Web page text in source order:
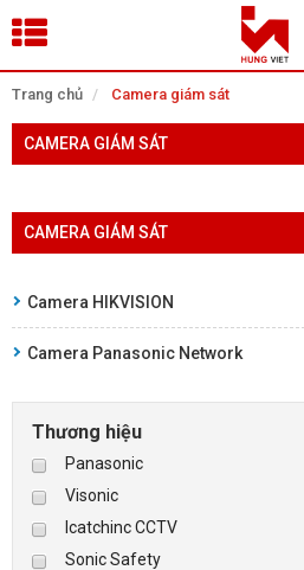
Trang chủ Camera giám sát
CAMERA GIÁM SÁT
CAMERA GIÁM SÁT
Camera HIKVISION
Camera Panasonic Network
Thương hiệu
Panasonic
Visonic
Icatchinc CCTV
Sonic Safety
Tìm theo danh mục
TRANG CHỦ
CAMERA GIÁM SÁT
KIỂM SOÁT VÀO RA